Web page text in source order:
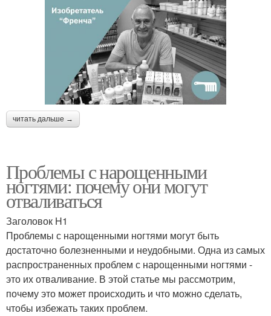
читать дальше →
Проблемы с нарощенными
ногтями: почему они могут
отваливаться
Заголовок H1
Проблемы с нарощенными ногтями могут быть
достаточно болезненными и неудобными. Одна из самых
распространенных проблем с нарощенными ногтями -
это их отваливание. В этой статье мы рассмотрим,
почему это может происходить и что можно сделать,
чтобы избежать таких проблем.